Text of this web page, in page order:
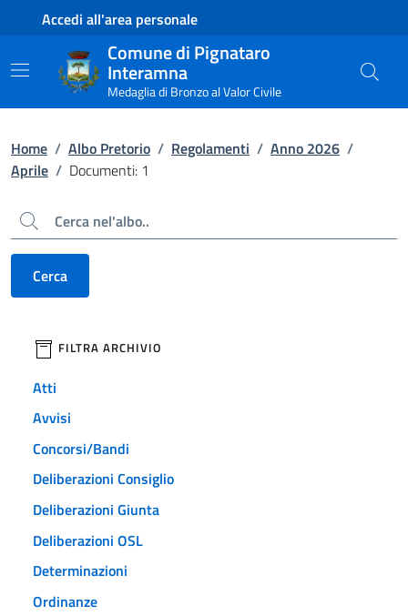
Contenuto principale
Piede di paginaAccedi all'area personale
Comune di Pignataro
Interamna
Medaglia di Bronzo al Valor Civile
Home / Albo Pretorio / Regolamenti / Anno 2026 /
Aprile / Documenti: 1
Cerca
Cerca
filtri da applicare
FILTRA ARCHIVIO
Atti
Avvisi
Concorsi/Bandi
Deliberazioni Consiglio
Deliberazioni Giunta
Deliberazioni OSL
Determinazioni
Ordinanze